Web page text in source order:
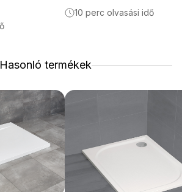
10 perc olvasási idő
termékek